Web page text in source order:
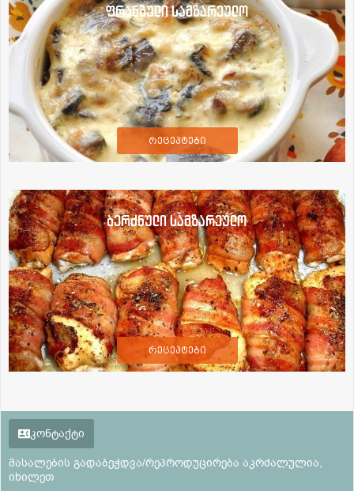
ფრანგული სამზარეულო
რეცეპტები
ბერძნული სამზარეულო
რეცეპტები
კონტაქტი
მასალების გადაბეჭდვა/რეპროდუცირება აკრძალულია,
იხილეთ